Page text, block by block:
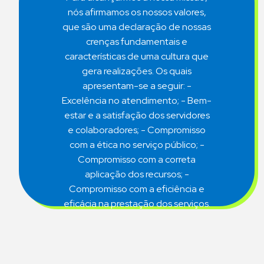
nós afirmamos os nossos valores,
que são uma declaração de nossas
crenças fundamentais e
características de uma cultura que
gera realizações. Os quais
apresentam-se a seguir: -
Excelência no atendimento; - Bem-
estar e a satisfação dos servidores
e colaboradores; - Compromisso
com a ética no serviço público; -
Compromisso com a correta
aplicação dos recursos; -
Compromisso com a eficiência e
eficácia na prestação dos serviços.